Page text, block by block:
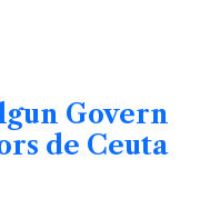
Govern
de Ceuta